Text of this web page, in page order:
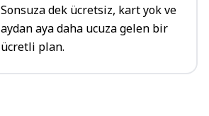
Sonsuza dek ücretsiz, kart yok ve
aydan aya daha ucuza gelen bir
ücretli plan.